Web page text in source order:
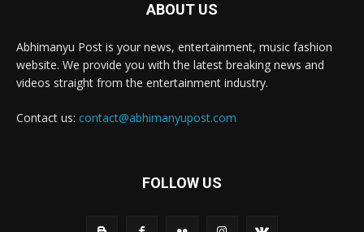
ABOUT US
Abhimanyu Post is your news, entertainment, music fashion
website. We provide you with the latest breaking news and
videos straight from the entertainment industry.
Contact us: contact@abhimanyupost.com
FOLLOW US